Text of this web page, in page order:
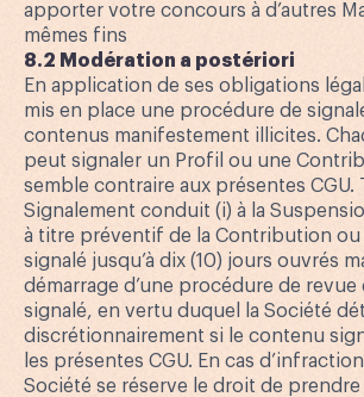
apporter votre concours à d’autres
mêmes fins
8.2 Modération a postériori
En application de ses obligations
mis en place une procédure de
contenus manifestement illicites.
peut signaler un Profil ou une
semble contraire aux présentes CGU.
Signalement conduit (i) à la
à titre préventif de la Contribution ou
signalé jusqu’à dix (10) jours ouvrés
démarrage d’une procédure de
signalé, en vertu duquel la Société
discrétionnairement si le contenu
les présentes CGU. En cas
Société se réserve le droit de prendre